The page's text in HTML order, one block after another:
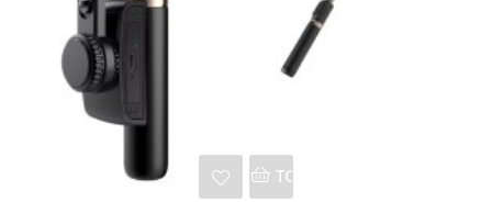
TOEVOEGEN AAN